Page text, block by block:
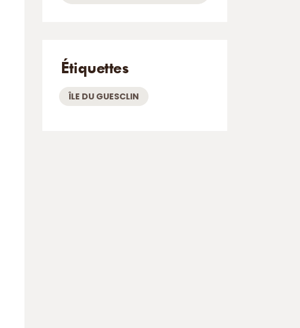
Étiquettes
ÎLE DU GUESCLIN